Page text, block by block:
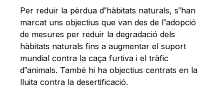
Per reduir la pèrdua d‟hàbitats naturals, s‟han
marcat uns objectius que van des de l‟adopció
de mesures per reduir la degradació dels
hàbitats naturals fins a augmentar el suport
mundial contra la caça furtiva i el tràfic
d‟animals. També hi ha objectius centrats en la
lluita contra la desertificació.